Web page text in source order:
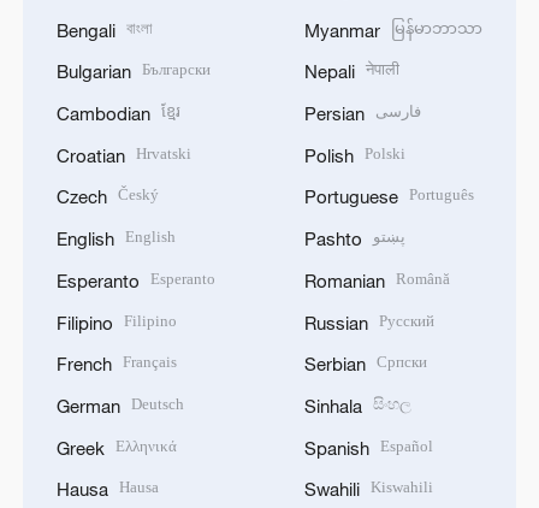
Bengali বাংলা
Bulgarian Български
Cambodian ខ្មែរ
Croatian Hrvatski
Czech Český
English English
Esperanto Esperanto
Filipino Filipino
French Français
German Deutsch
Greek Ελληνικά
Hausa Hausa
Myanmar မြန်မာဘာသာ
Nepali नेपाली
Persian فارسی
Polish Polski
Portuguese Português
Pashto پښتو
Romanian Română
Russian Русский
Serbian Српски
Sinhala සිංහල
Spanish Español
Swahili Kiswahili